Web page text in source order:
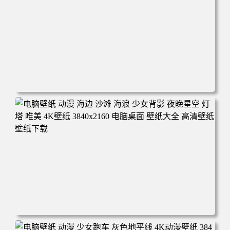
电脑壁纸 动漫 芙利莲 仰卧树林 松鼠 4K壁纸 3840x2160 电
脑桌面 壁纸大全 高清壁纸 壁纸下载
电脑壁纸 动漫 海边 沙滩 海浪 少女背影 夜晚星空 灯塔 唯美